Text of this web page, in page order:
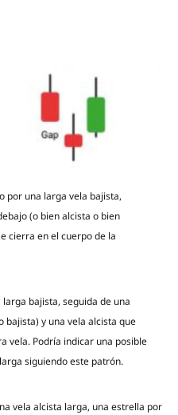
por una larga vela bajista,
(o bien alcista o bien
cierra en el cuerpo de la
bajista, seguida de una
bajista) y una vela alcista que
vela. Podría indicar una posible
siguiendo este patrón.
vela alcista larga, una estrella por